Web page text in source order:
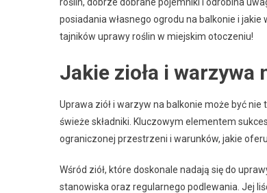
posiadania własnego ogrodu na balkonie i
tajników uprawy roślin w miejskim otoczeniu!
Jakie zioła i
Uprawa ziół i warzyw na balkonie może być
świeże składniki. Kluczowym elementem
ograniczonej przestrzeni i warunków, jakie
Wśród ziół, które doskonale nadają się do
stanowiska oraz regularnego podlewania. Jej